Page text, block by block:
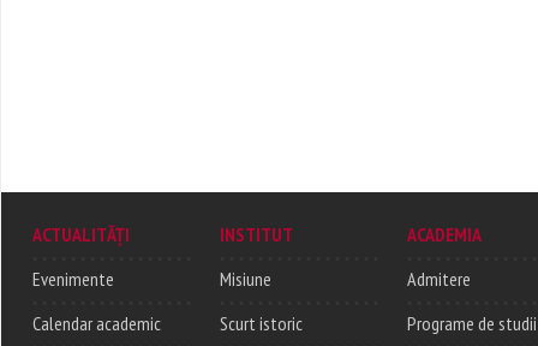
ACTUALITĂȚI
Evenimente
Calendar academic
INSTITUT
Misiune
Scurt istoric
ACADEMIA
Admitere
Programe de studii